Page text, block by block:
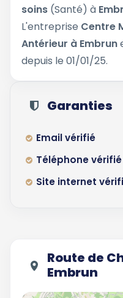
soins (Santé) à
L'entreprise Centre
Antérieur à Embrun
depuis le 01/01/25.
Garanties
Email vérifié
Téléphone vérifié
Site internet
Route de
Embrun